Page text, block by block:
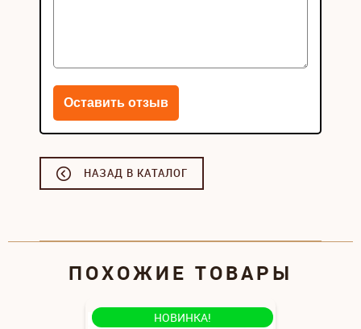
НАЗАД В КАТАЛОГ
ПОХОЖИЕ ТОВАРЫ
НОВИНКА!